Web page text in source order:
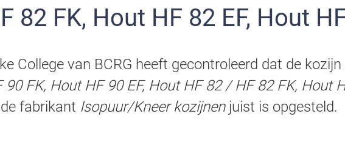
82 FK, Hout HF 82 EF, Hout
College van BCRG heeft gecontroleerd dat de
FK, Hout HF 90 EF, Hout HF 82 / HF 82 FK, Hout
fabrikant Isopuur/Kneer kozijnenjuist is opgesteld.